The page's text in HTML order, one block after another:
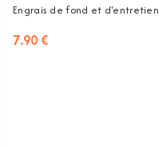
Engrais de fond et d'entretien
7.90 €